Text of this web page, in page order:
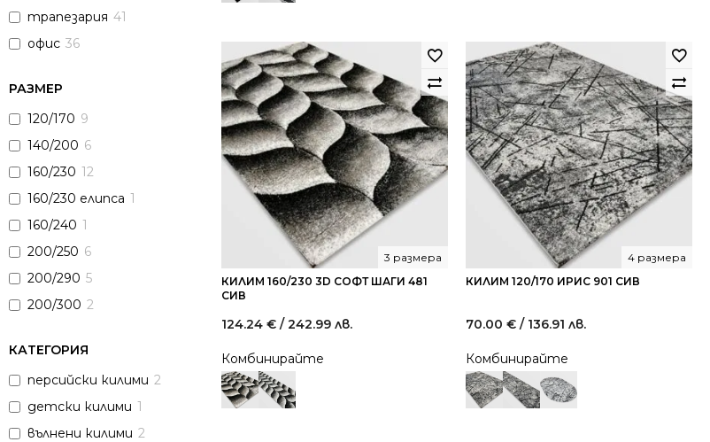
трапезария 41
офис 36
РАЗМЕР
120/170 9
140/200 6
160/230 12
160/230 елипса 1
160/240 1
200/250 6
200/290 5
200/300 2
КАТЕГОРИЯ
персийски килими 2
детски килими 1
вълнени килими 2
КИЛИМ 160/230 3D СОФТ ШАГИ 481
СИВ
3 размера
124.24 € / 242.99 лв.
Комбинирайте
КИЛИМ 120/170 ИРИС 901 СИВ
4 размера
70.00 € / 136.91 лв.
Комбинирайте